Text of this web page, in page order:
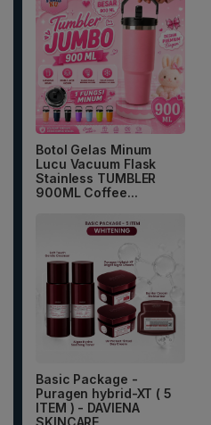
Botol Gelas Minum
Lucu Vacuum Flask
Stainless TUMBLER
900ML Coffee...
Basic Package -
Puragen hybrid-XT ( 5
ITEM ) - DAVIENA